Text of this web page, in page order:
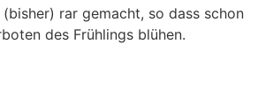
rar gemacht, so dass schon
des Frühlings blühen.